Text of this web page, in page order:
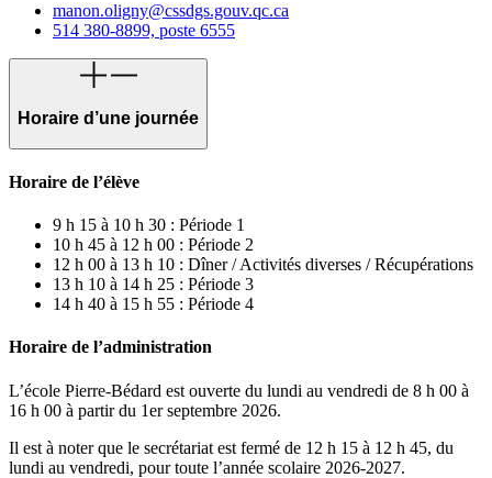
manon.oligny@cssdgs.gouv.qc.ca
514 380-8899, poste 6555
Horaire d’une journée
Horaire de l’élève
9 h 15 à 10 h 30 : Période 1
10 h 45 à 12 h 00 : Période 2
12 h 00 à 13 h 10 : Dîner / Activités diverses / Récupérations
13 h 10 à 14 h 25 : Période 3
14 h 40 à 15 h 55 : Période 4
Horaire de l’administration
L’école Pierre-Bédard est ouverte du lundi au vendredi de 8 h 00 à
16 h 00 à partir du 1er septembre 2026.
Il est à noter que le secrétariat est fermé de 12 h 15 à 12 h 45, du
lundi au vendredi, pour toute l’année scolaire 2026-2027.